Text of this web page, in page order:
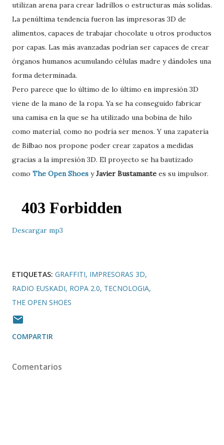
utilizan arena para crear ladrillos o estructuras más solidas.
La penúltima tendencia fueron las impresoras 3D de
alimentos, capaces de trabajar chocolate u otros productos
por capas. Las más avanzadas podrían ser capaces de crear
órganos humanos acumulando células madre y dándoles una
forma determinada.
Pero parece que lo último de lo último en impresión 3D
viene de la mano de la ropa. Ya se ha conseguido fabricar
una camisa en la que se ha utilizado una bobina de hilo
como material, como no podría ser menos. Y una zapatería
de Bilbao nos propone poder crear zapatos a medidas
gracias a la impresión 3D. El proyecto se ha bautizado
como The Open Shoes yJavier Bustamante es su impulsor.
Descargar mp3
ETIQUETAS: GRAFFITI IMPRESORAS 3D
RADIO EUSKADI ROPA 2.0 TECNOLOGIA
THE OPEN SHOES
COMPARTIR
Comentarios